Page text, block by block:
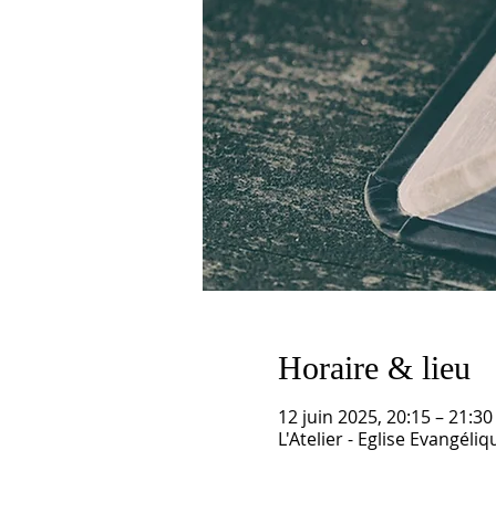
Horaire & lieu
12 juin 2025, 20:15 – 21:30
L'Atelier - Eglise